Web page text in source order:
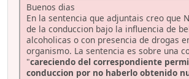
Buenos dias
En la sentencia que adjuntais creo que
de la conduccion bajo la influencia de
alcoholicas o con presencia de drogas
organismo. La sentencia es sobre una
"careciendo del correspondiente
conduccion por no haberlo obtenido